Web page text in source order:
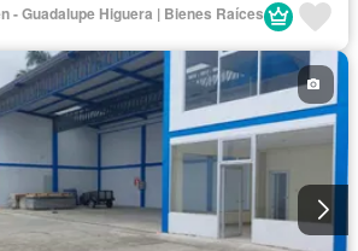
- Guadalupe Higuera | Bienes Raíces